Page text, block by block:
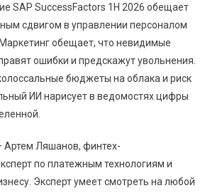
SAP SuccessFactors 1H 2026 обещает
сдвигом в управлении персоналом
обещает, что невидимые
ошибки и предскажут увольнения.
бюджеты на облака и риск
ИИ нарисует в ведомостях цифры
Артем Ляшанов, финтех-
по платежным технологиям и
Эксперт умеет смотреть на любой